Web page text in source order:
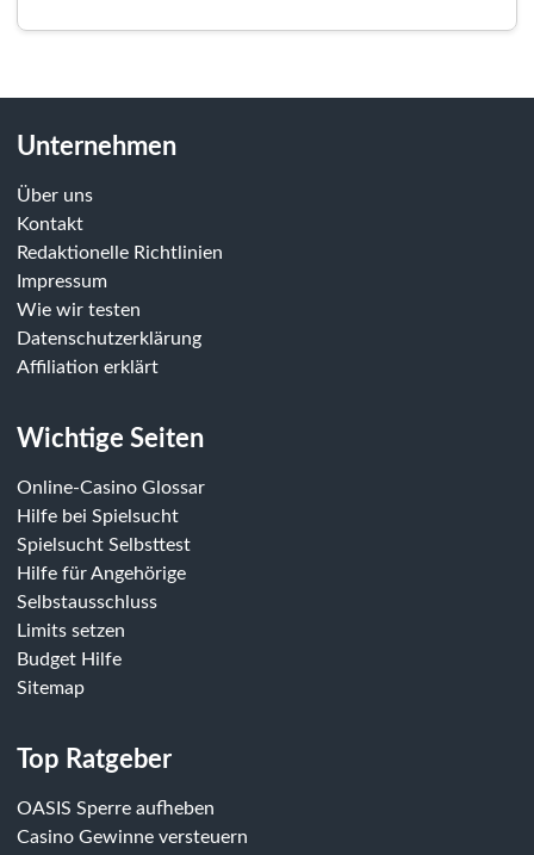
Unternehmen
Über uns
Kontakt
Redaktionelle Richtlinien
Impressum
Wie wir testen
Datenschutzerklärung
Affiliation erklärt
Wichtige Seiten
Online-Casino Glossar
Hilfe bei Spielsucht
Spielsucht Selbsttest
Hilfe für Angehörige
Selbstausschluss
Limits setzen
Budget Hilfe
Sitemap
Top Ratgeber
OASIS Sperre aufheben
Casino Gewinne versteuern